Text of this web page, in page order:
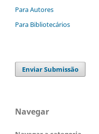
Para Autores
Para Bibliotecários
Enviar Submissão
Navegar